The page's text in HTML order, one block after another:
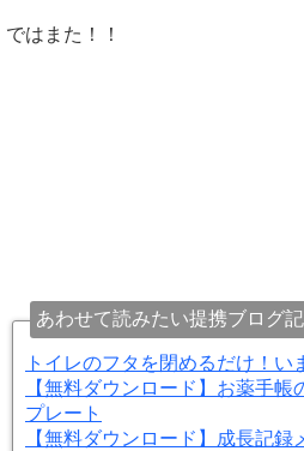
ではまた！！
あわせて読みたい提携ブログ
トイレのフタを閉めるだけ！い
【無料ダウンロード】お薬手
プレート
【無料ダウンロード】成長記